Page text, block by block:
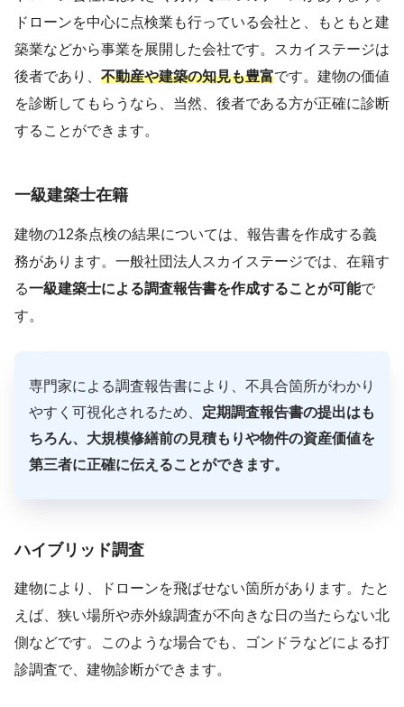
ドローンを中心に点検業も行っている会社と、もともと建
築業などから事業を展開した会社です。スカイステージは
後者であり、 不動産や建築の知見も豊富です。建物の価値
を診断してもらうなら、当然、後者である方が正確に診断
することができます。
一級建築士在籍
建物の12条点検の結果については、報告書を作成する義
務があります。一般社団法人スカイステージでは、在籍す
る一級建築士による調査報告書を作成することが可能で
す。
専門家による調査報告書により、不具合箇所がわかり
やすく可視化されるため、 定期調査報告書の提出はも
ちろん、大規模修繕前の見積もりや物件の資産価値を
第三者に正確に伝えることができます。
ハイブリッド調査
建物により、ドローンを飛ばせない箇所があります。たと
えば、狭い場所や赤外線調査が不向きな日の当たらない北
側などです。このような場合でも、ゴンドラなどによる打
診調査で、建物診断ができます。